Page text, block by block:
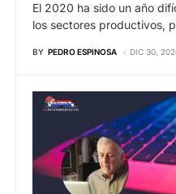
El 2020 ha sido un año
los sectores productivos,
BY PEDRO ESPINOSA DIC 30,